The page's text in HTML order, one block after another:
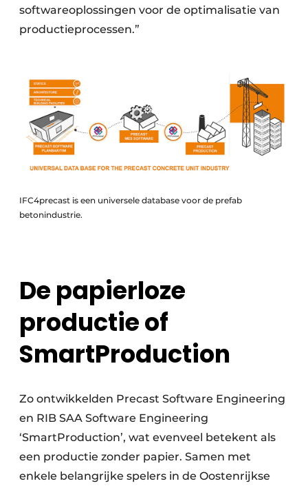
softwareoplossingen voor de optimalisatie van
productieprocessen.”
IFC4precast is een universele database voor de prefab
betonindustrie.
De papierloze
productie of
SmartProduction
Zo ontwikkelden Precast Software Engineering
en RIB SAA Software Engineering
‘SmartProduction’, wat evenveel betekent als
een productie zonder papier. Samen met
enkele belangrijke spelers in de Oostenrijkse